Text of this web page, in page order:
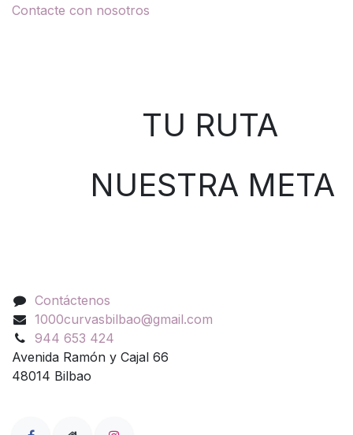
Contacte con nosotros
TU RUTA
NUESTRA META
Contáctenos
1000curvasbilbao@gmail.com
944 653 424
Avenida Ramón y Cajal 66
48014 Bilbao